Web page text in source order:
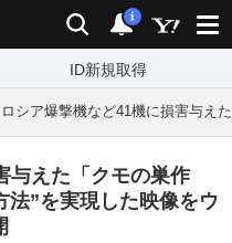
検索 通知
i
ID新規取得
ロシア爆撃機など41機に損害与え
与えた「クモの巣作
法”を実現した映像をウ